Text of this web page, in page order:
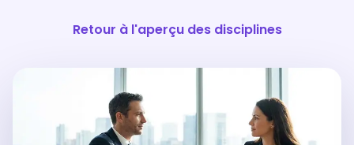
Retour à l'aperçu des disciplines